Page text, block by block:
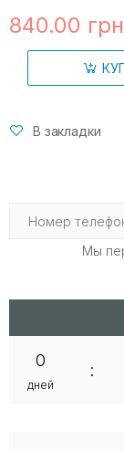
840.00 грн
В закладки
Мы
0
дней
: